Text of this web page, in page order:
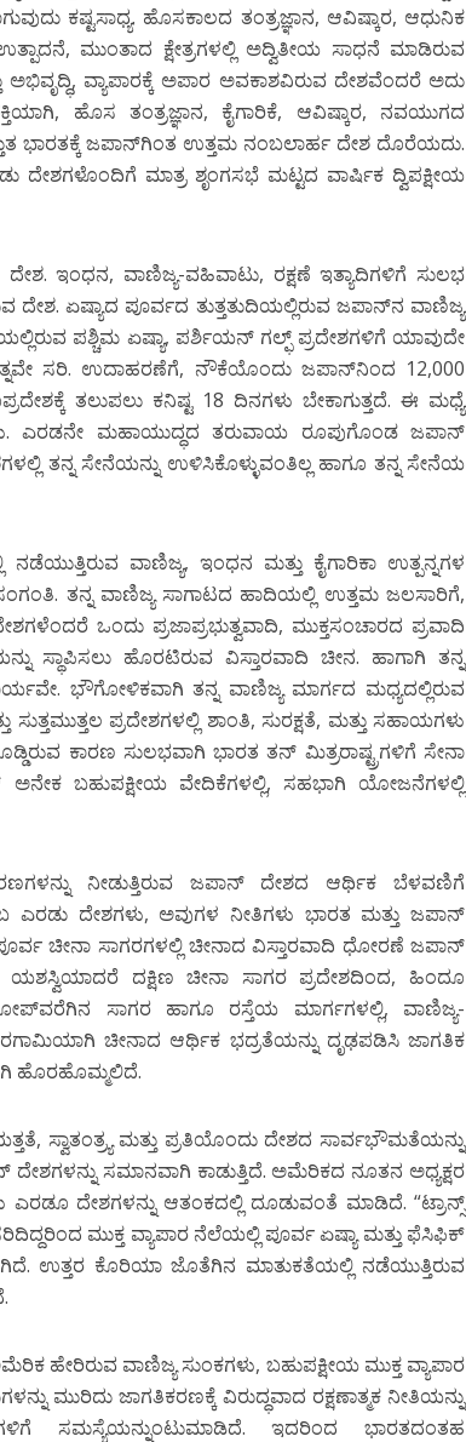
ಕಷ್ಟಸಾಧ್ಯ. ಹೊಸಕಾಲದ ತಂತ್ರಜ್ಞಾನ, ಆವಿಷ್ಕಾರ, ಆಧುನಿಕ
ಉತ್ಪಾದನೆ, ಮುಂತಾದ ಕ್ಷೇತ್ರಗಳಲ್ಲಿ ಅದ್ವಿತೀಯ ಸಾಧನೆ ಮಾಡಿರುವ
ವ್ಯಾಪಾರಕ್ಕೆ ಅಪಾರ ಅವಕಾಶವಿರುವ ದೇಶವೆಂದರೆ ಅದು
ಹೊಸ ತಂತ್ರಜ್ಞಾನ, ಕೈಗಾರಿಕೆ, ಆವಿಷ್ಕಾರ, ನವಯುಗದ
ಭಾರತಕ್ಕೆ ಜಪಾನ್‍ಗಿಂತ ಉತ್ತಮ ನಂಬಲಾರ್ಹ ದೇಶ ದೊರೆಯದು.
ದೇಶಗಳೊಂದಿಗೆ ಮಾತ್ರ ಶೃಂಗಸಭೆ ಮಟ್ಟದ ವಾರ್ಷಿಕ ದ್ವಿಪಕ್ಷೀಯ
ಇಂಧನ, ವಾಣಿಜ್ಯ-ವಹಿವಾಟು, ರಕ್ಷಣೆ ಇತ್ಯಾದಿಗಳಿಗೆ ಸುಲಭ
ಏಷ್ಯಾದ ಪೂರ್ವದ ತುತ್ತತುದಿಯಲ್ಲಿರುವ ಜಪಾನ್‍ನ ವಾಣಿಜ್ಯ
ಪಶ್ಚಿಮ ಏಷ್ಯಾ, ಪರ್ಶಿಯನ್ ಗಲ್ಫ್ ಪ್ರದೇಶಗಳಿಗೆ ಯಾವುದೇ
ಸರಿ. ಉದಾಹರಣೆಗೆ, ನೌಕೆಯೊಂದು ಜಪಾನ್‍ನಿಂದ 12,000
ತಲುಪಲು ಕನಿಷ್ಟ 18 ದಿನಗಳು ಬೇಕಾಗುತ್ತದೆ. ಈ ಮಧ್ಯೆ
ಎರಡನೇ ಮಹಾಯುದ್ಧದ ತರುವಾಯ ರೂಪುಗೊಂಡ ಜಪಾನ್
ತನ್ನ ಸೇನೆಯನ್ನು ಉಳಿಸಿಕೊಳ್ಳುವಂತಿಲ್ಲ ಹಾಗೂ ತನ್ನ ಸೇನೆಯ
ವಾಣಿಜ್ಯ, ಇಂಧನ ಮತ್ತು ಕೈಗಾರಿಕಾ ಉತ್ಪನ್ನಗಳ
ತನ್ನ ವಾಣಿಜ್ಯ ಸಾಗಾಟದ ಹಾದಿಯಲ್ಲಿ ಉತ್ತಮ ಜಲಸಾರಿಗೆ,
ಒಂದು ಪ್ರಜಾಪ್ರಭುತ್ವವಾದಿ, ಮುಕ್ತಸಂಚಾರದ ಪ್ರವಾದಿ
ಸ್ಥಾಪಿಸಲು ಹೊರಟಿರುವ ವಿಸ್ತಾರವಾದಿ ಚೀನ. ಹಾಗಾಗಿ ತನ್ನ
ಭೌಗೋಳಿಕವಾಗಿ ತನ್ನ ವಾಣಿಜ್ಯ ಮಾರ್ಗದ ಮಧ್ಯದಲ್ಲಿರುವ
ಪ್ರದೇಶಗಳಲ್ಲಿ ಶಾಂತಿ, ಸುರಕ್ಷತೆ, ಮತ್ತು ಸಹಾಯಗಳು
ಕಾರಣ ಸುಲಭವಾಗಿ ಭಾರತ ತನ್ ಮಿತ್ರರಾಷ್ಟ್ರಗಳಿಗೆ ಸೇನಾ
ಅನೇಕ ಬಹುಪಕ್ಷೀಯ ವೇದಿಕೆಗಳಲ್ಲಿ, ಸಹಭಾಗಿ ಯೋಜನೆಗಳಲ್ಲಿ
ನೀಡುತ್ತಿರುವ ಜಪಾನ್ ದೇಶದ ಆರ್ಥಿಕ ಬೆಳವಣಿಗೆ
ಎರಡು ದೇಶಗಳು, ಅವುಗಳ ನೀತಿಗಳು ಭಾರತ ಮತ್ತು ಜಪಾನ್
ಪೂರ್ವ ಚೀನಾ ಸಾಗರಗಳಲ್ಲಿ ಚೀನಾದ ವಿಸ್ತಾರವಾದಿ ಧೋರಣೆ ಜಪಾನ್
ಯಶಸ್ವಿಯಾದರೆ ದಕ್ಷಿಣ ಚೀನಾ ಸಾಗರ ಪ್ರದೇಶದಿಂದ, ಹಿಂದೂ
ಸಾಗರ ಹಾಗೂ ರಸ್ತೆಯ ಮಾರ್ಗಗಳಲ್ಲಿ, ವಾಣಿಜ್ಯ-
ಚೀನಾದ ಆರ್ಥಿಕ ಭದ್ರತೆಯನ್ನು ದೃಢಪಡಿಸಿ ಜಾಗತಿಕ
ಹೊರಹೊಮ್ಮಲಿದೆ.
ಸ್ವಾತಂತ್ರ್ಯ ಮತ್ತು ಪ್ರತಿಯೊಂದು ದೇಶದ ಸಾರ್ವಭೌಮತೆಯನ್ನು
ಸಮಾನವಾಗಿ ಕಾಡುತ್ತಿದೆ. ಅಮೆರಿಕದ ನೂತನ ಅಧ್ಯಕ್ಷರ
ದೇಶಗಳನ್ನು ಆತಂಕದಲ್ಲಿ ದೂಡುವಂತೆ ಮಾಡಿದೆ. “ಟ್ರಾನ್ಸ್
ಮುಕ್ತ ವ್ಯಾಪಾರ ನೆಲೆಯಲ್ಲಿ ಪೂರ್ವ ಏಷ್ಯಾ ಮತ್ತು ಫೆಸಿಫಿಕ್
ಉತ್ತರ ಕೊರಿಯಾ ಜೊತೆಗಿನ ಮಾತುಕತೆಯಲ್ಲಿ ನಡೆಯುತ್ತಿರುವ
ಹೇರಿರುವ ವಾಣಿಜ್ಯ ಸುಂಕಗಳು, ಬಹುಪಕ್ಷೀಯ ಮುಕ್ತ ವ್ಯಾಪಾರ
ಮುರಿದು ಜಾಗತಿಕರಣಕ್ಕೆ ವಿರುದ್ಧವಾದ ರಕ್ಷಣಾತ್ಮಕ ನೀತಿಯನ್ನು
ಸಮಸ್ಯೆಯನ್ನುಂಟುಮಾಡಿದೆ. ಇದರಿಂದ ಭಾರತದಂತಹ